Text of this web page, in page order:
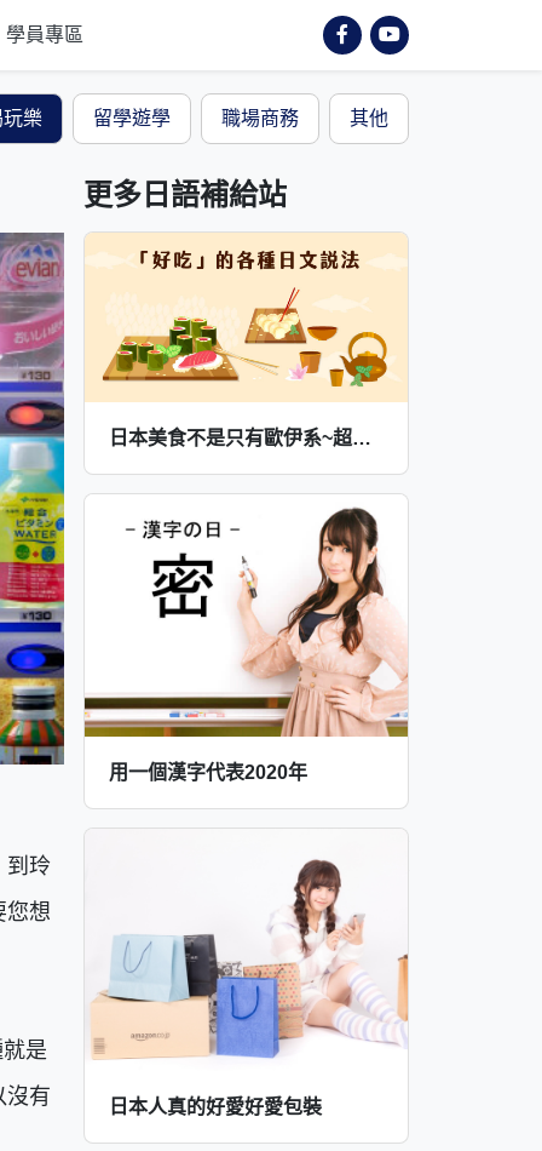
學員專區
樂 留學遊學 職場商務 其他
到玲
您想
是
沒有
更多日語補給站
日本美食不是只有歐伊系~超多口感、味覺形容詞說法
用一個漢字代表2020年
日本人真的好愛好愛包裝